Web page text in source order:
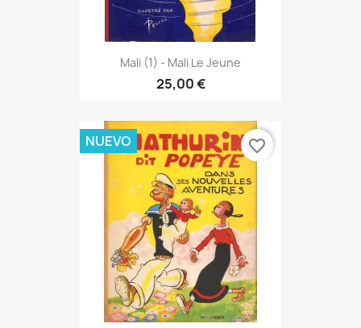
Mali (1) - Mali Le Jeune
25,00 €
NUEVO favorite_border